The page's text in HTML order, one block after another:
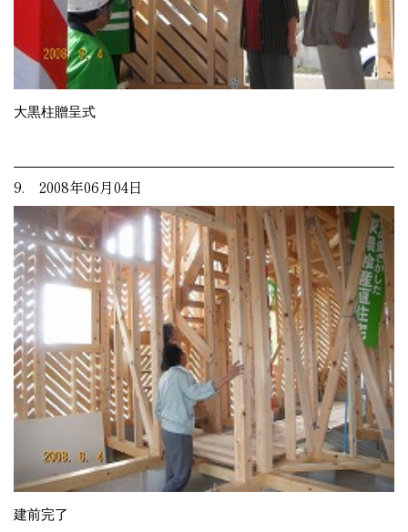
大黒柱贈呈式
9. 2008年06月04日
建前完了